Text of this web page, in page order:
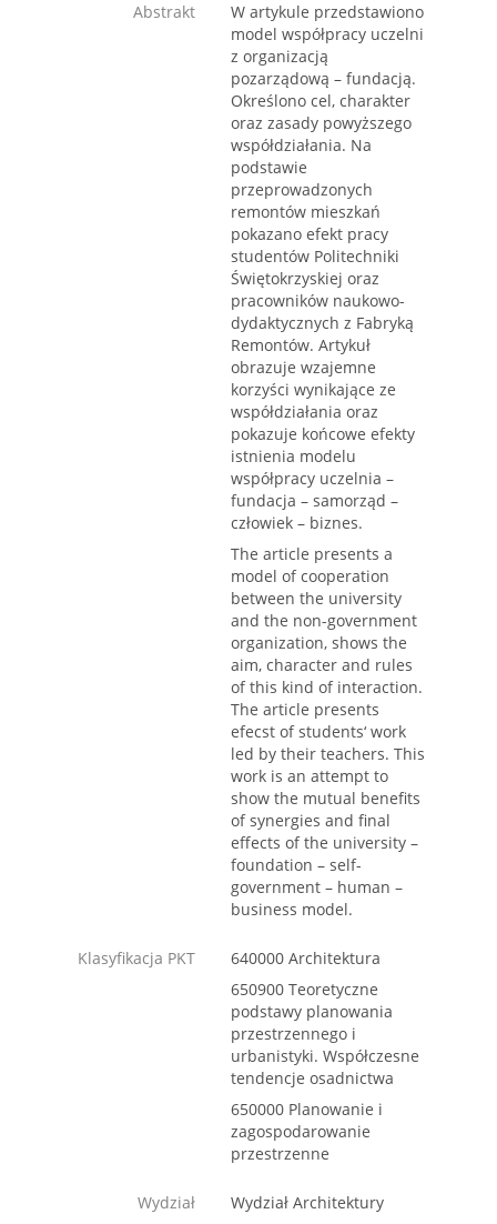
Abstrakt
W artykule przedstawiono
model współpracy uczelni
z organizacją
pozarządową – fundacją.
Określono cel, charakter
oraz zasady powyższego
współdziałania. Na
podstawie
przeprowadzonych
remontów mieszkań
pokazano efekt pracy
studentów Politechniki
Świętokrzyskiej oraz
pracowników naukowo-
dydaktycznych z Fabryką
Remontów. Artykuł
obrazuje wzajemne
korzyści wynikające ze
współdziałania oraz
pokazuje końcowe efekty
istnienia modelu
współpracy uczelnia –
fundacja – samorząd –
człowiek – biznes.
The article presents a
model of cooperation
between the university
and the non-government
organization, shows the
aim, character and rules
of this kind of interaction.
The article presents
efecst of students‘ work
led by their teachers. This
work is an attempt to
show the mutual benefits
of synergies and final
effects of the university –
foundation – self-
government – human –
business model.
Klasyfikacja PKT
640000 Architektura
650900 Teoretyczne
podstawy planowania
przestrzennego i
urbanistyki. Współczesne
tendencje osadnictwa
650000 Planowanie i
zagospodarowanie
przestrzenne
Wydział Wydział Architektury